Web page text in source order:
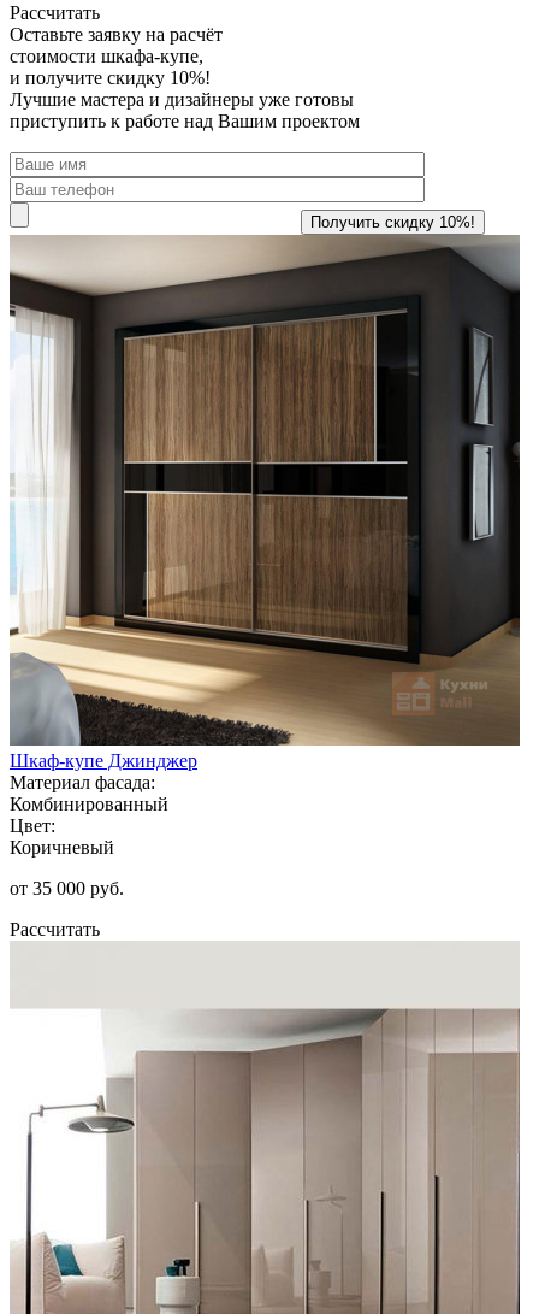
Рассчитать
Оставьте заявку на расчёт
стоимости шкафа-купе,
и получите скидку 10%!
Лучшие мастера и дизайнеры уже готовы
приступить к работе над Вашим проектом
Шкаф-купе Джинджер
Материал фасада:
Комбинированный
Цвет:
Коричневый
от 35 000 руб.
Рассчитать